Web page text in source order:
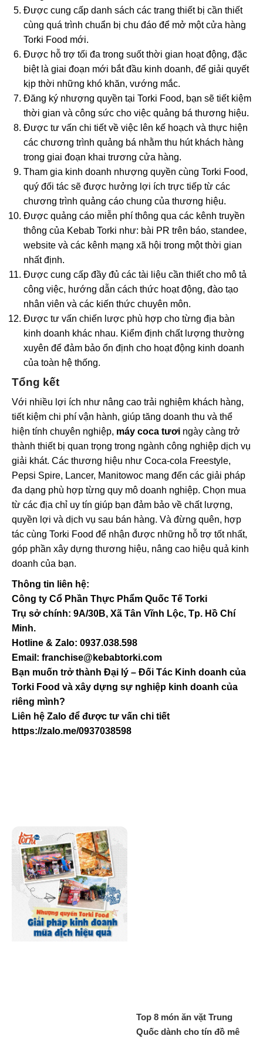
Được cung cấp danh sách các trang thiết bị cần thiết
cùng quá trình chuẩn bị chu đáo để mở một cửa hàng
Torki Food mới.
Được hỗ trợ tối đa trong suốt thời gian hoạt động, đặc
biệt là giai đoạn mới bắt đầu kinh doanh, để giải quyết
kịp thời những khó khăn, vướng mắc.
Đăng ký nhượng quyền tại Torki Food, bạn sẽ tiết kiệm
thời gian và công sức cho việc quảng bá thương hiệu.
Được tư vấn chi tiết về việc lên kế hoạch và thực hiện
các chương trình quảng bá nhằm thu hút khách hàng
trong giai đoạn khai trương cửa hàng.
Tham gia kinh doanh nhượng quyền cùng Torki Food,
quý đối tác sẽ được hưởng lợi ích trực tiếp từ các
chương trình quảng cáo chung của thương hiệu.
Được quảng cáo miễn phí thông qua các kênh truyền
thông của Kebab Torki như: bài PR trên báo, standee,
website và các kênh mạng xã hội trong một thời gian
nhất định.
Được cung cấp đầy đủ các tài liệu cần thiết cho mô tả
công việc, hướng dẫn cách thức hoạt động, đào tạo
nhân viên và các kiến thức chuyên môn.
Được tư vấn chiến lược phù hợp cho từng địa bàn
kinh doanh khác nhau. Kiểm định chất lượng thường
xuyên để đảm bảo ổn định cho hoạt động kinh doanh
của toàn hệ thống.
Tổng kết
Với nhiều lợi ích như nâng cao trải nghiệm khách hàng,
tiết kiệm chi phí vận hành, giúp tăng doanh thu và thể
hiện tính chuyên nghiệp, máy coca tươi ngày càng trở
thành thiết bị quan trọng trong ngành công nghiệp dịch vụ
giải khát. Các thương hiệu như Coca-cola Freestyle,
Pepsi Spire, Lancer, Manitowoc mang đến các giải pháp
đa dạng phù hợp từng quy mô doanh nghiệp. Chọn mua
từ các địa chỉ uy tín giúp bạn đảm bảo về chất lượng,
quyền lợi và dịch vụ sau bán hàng. Và đừng quên, hợp
tác cùng Torki Food để nhận được những hỗ trợ tốt nhất,
góp phần xây dựng thương hiệu, nâng cao hiệu quả kinh
doanh của bạn.
Thông tin liên hệ:
Công ty Cổ Phần Thực Phẩm Quốc Tế Torki
Trụ sở chính: 9A/30B, Xã Tân Vĩnh Lộc, Tp. Hồ Chí
Minh.
Hotline & Zalo: 0937.038.598
Email: franchise@kebabtorki.com
Bạn muốn trở thành Đại lý – Đối Tác Kinh doanh của
Torki Food và xây dựng sự nghiệp kinh doanh của
riêng mình?
Liên hệ Zalo để được tư vấn chi tiết
https://zalo.me/0937038598
Top 8 món ăn vặt Trung
Quốc dành cho tín đồ mê